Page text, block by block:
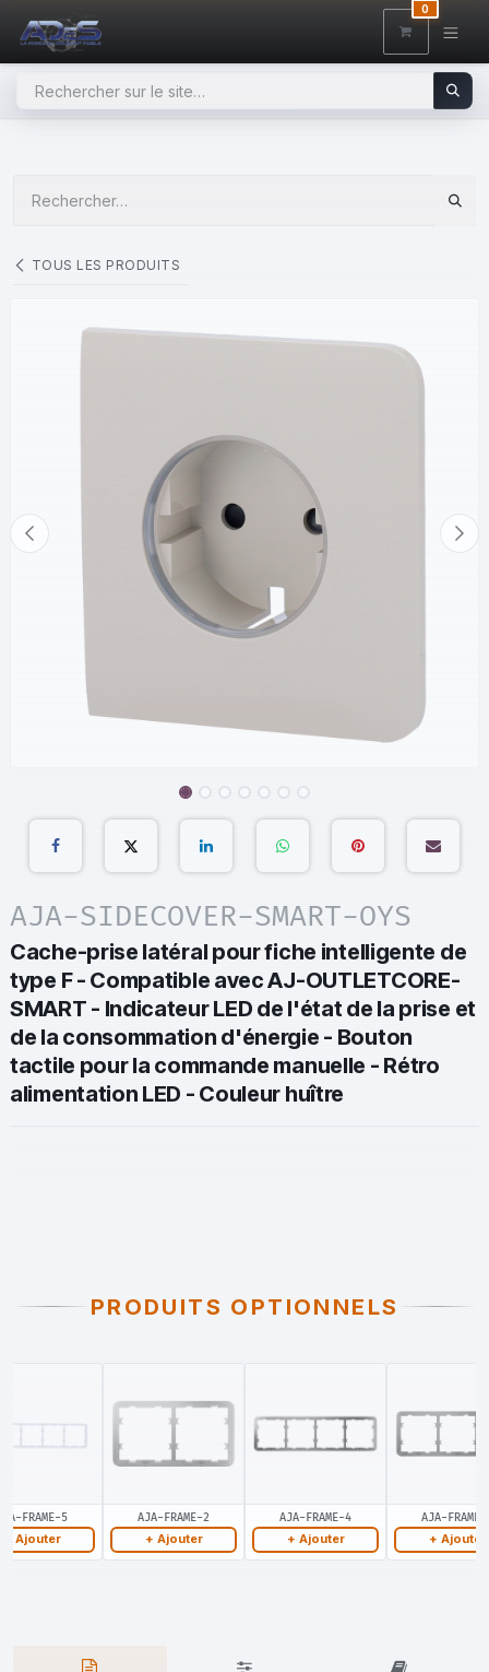
0
TOUS LES PRODUITS
AJA-SIDECOVER-SMART-OYS
Cache-prise latéral pour fiche intelligente de
type F - Compatible avec AJ-OUTLETCORE-
SMART - Indicateur LED de l'état de la prise et
de la consommation d'énergie - Bouton
tactile pour la commande manuelle - Rétro
alimentation LED - Couleur huître
PRODUITS OPTIONNELS
FRAME-5
+ Ajouter
AJA-FRAME-2
+ Ajouter
AJA-FRAME-4
+ Ajouter
AJA-FRAME-
+ Ajouter